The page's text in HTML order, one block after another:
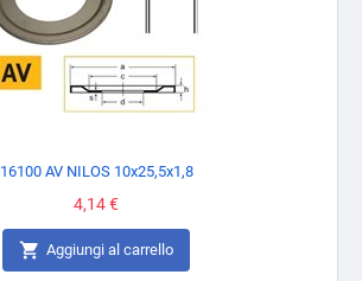
16100 AV NILOS 10x25,5x1,8
Prezzo
4,14 €
 Aggiungi al carrello